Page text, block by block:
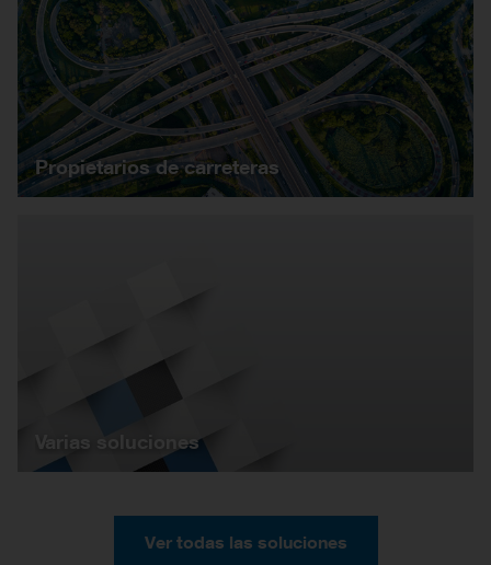
Propietarios de carreteras
Varias soluciones
Ver todas las soluciones